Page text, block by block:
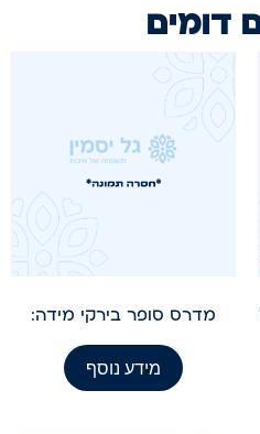
דומים
מדרס סופר בירקי מידה:
מידע נוסף